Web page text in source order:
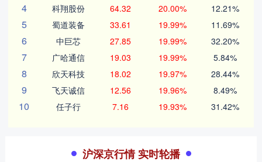
4 科翔股份 64.32 20.00% 12.21%
5 蜀道装备 33.61 19.99% 11.69%
6 中巨芯 27.85 19.99% 32.20%
7 广哈通信 19.03 19.99% 5.84%
8 欣天科技 18.02 19.97% 28.44%
9 飞天诚信 12.56 19.96% 8.49%
10 任子行 7.16 19.93% 31.42%
沪深京行情 实时轮播